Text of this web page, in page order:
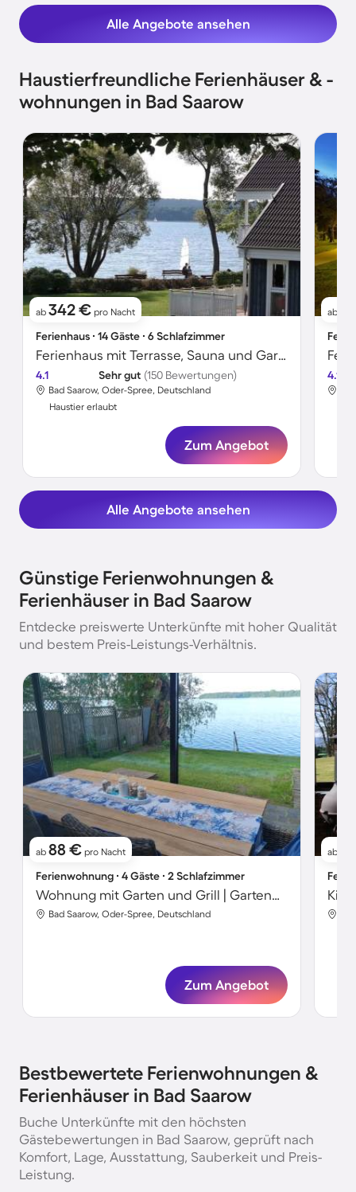
Alle Angebote ansehen
Haustierfreundliche Ferienhäuser & -
wohnungen in Bad Saarow
ab 342 € pro Nacht
Ferienhaus ∙ 14 Gäste ∙ 6 Schlafzimmer
Ferienhaus mit Terrasse, Sauna und Garten | Seeblick
4.1 Sehr gut (150 Bewertungen)
Bad Saarow, Oder-Spree, Deutschland
Haustier erlaubt
Zum Angebot
ab
4.1
Alle Angebote ansehen
Günstige Ferienwohnungen &
Ferienhäuser in Bad Saarow
Entdecke preiswerte Unterkünfte mit hoher Qualität
und bestem Preis-Leistungs-Verhältnis.
ab 88 € pro Nacht
Ferienwohnung ∙ 4 Gäste ∙ 2 Schlafzimmer
Wohnung mit Garten und Grill | Gartenblick
Bad Saarow, Oder-Spree, Deutschland
Zum Angebot
ab
Bestbewertete Ferienwohnungen &
Ferienhäuser in Bad Saarow
Buche Unterkünfte mit den höchsten
Gästebewertungen in Bad Saarow, geprüft nach
Komfort, Lage, Ausstattung, Sauberkeit und Preis-
Leistung.